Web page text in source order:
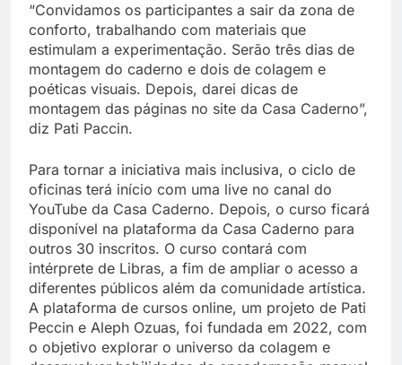
“Convidamos os participantes a sair da zona de
conforto, trabalhando com materiais que
estimulam a experimentação. Serão três dias de
montagem do caderno e dois de colagem e
poéticas visuais. Depois, darei dicas de
montagem das páginas no site da Casa Caderno”,
diz Pati Paccin.
Para tornar a iniciativa mais inclusiva, o ciclo de
oficinas terá início com uma live no canal do
YouTube da Casa Caderno. Depois, o curso ficará
disponível na plataforma da Casa Caderno para
outros 30 inscritos. O curso contará com
intérprete de Libras, a fim de ampliar o acesso a
diferentes públicos além da comunidade artística.
A plataforma de cursos online, um projeto de Pati
Peccin e Aleph Ozuas, foi fundada em 2022, com
o objetivo explorar o universo da colagem e